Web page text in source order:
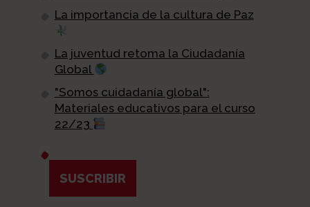
La importancia de la cultura de Paz
La juventud retoma la Ciudadanía
Global
"Somos cuidadanía global":
Materiales educativos para el curso
22/23
SUSCRIBIR